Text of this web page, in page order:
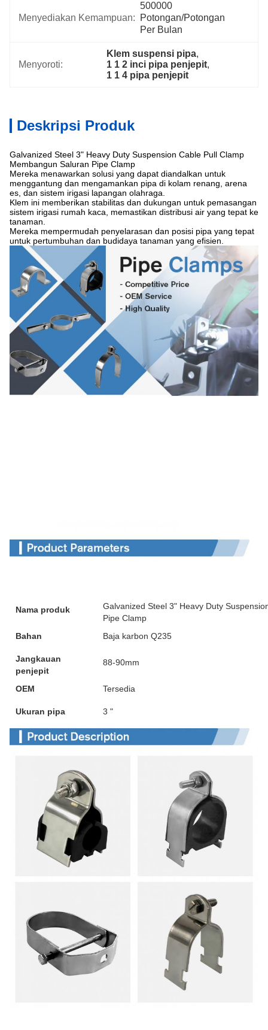
Menyediakan Kemampuan:
500000
Potongan/potongan
Per Bulan
Menyoroti:
Klem suspensi pipa,
1 1 2 inci pipa penjepit,
1 1 4 pipa penjepit
Deskripsi Produk
Galvanized Steel 3" Heavy Duty Suspension Cable Pull Clamp
Membangun Saluran Pipe Clamp
Mereka menawarkan solusi yang dapat diandalkan untuk
menggantung dan mengamankan pipa di kolam renang, arena
es, dan sistem irigasi lapangan olahraga.
Klem ini memberikan stabilitas dan dukungan untuk pemasangan
sistem irigasi rumah kaca, memastikan distribusi air yang tepat ke
tanaman.
Mereka mempermudah penyelarasan dan posisi pipa yang tepat
untuk pertumbuhan dan budidaya tanaman yang efisien.
Nama produk
Galvanized Steel 3" Heavy Duty
Pipe Clamp
Bahan
Baja karbon Q235
Jangkauan
penjepit
88-90mm
OEM Tersedia
Ukuran pipa 3 "